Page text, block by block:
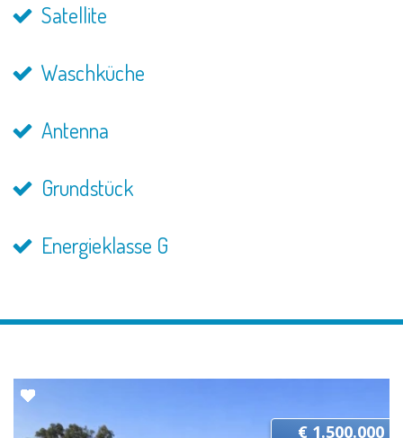
Satellite
Waschküche
Antenna
Grundstück
Energieklasse G
€ 1.500.000